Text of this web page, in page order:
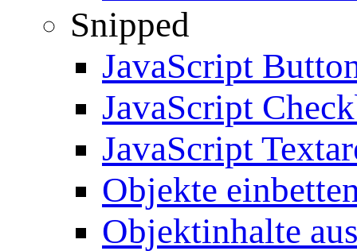
Snipped
JavaScript
JavaScript
JavaScript
Objekte
Objektinhalte